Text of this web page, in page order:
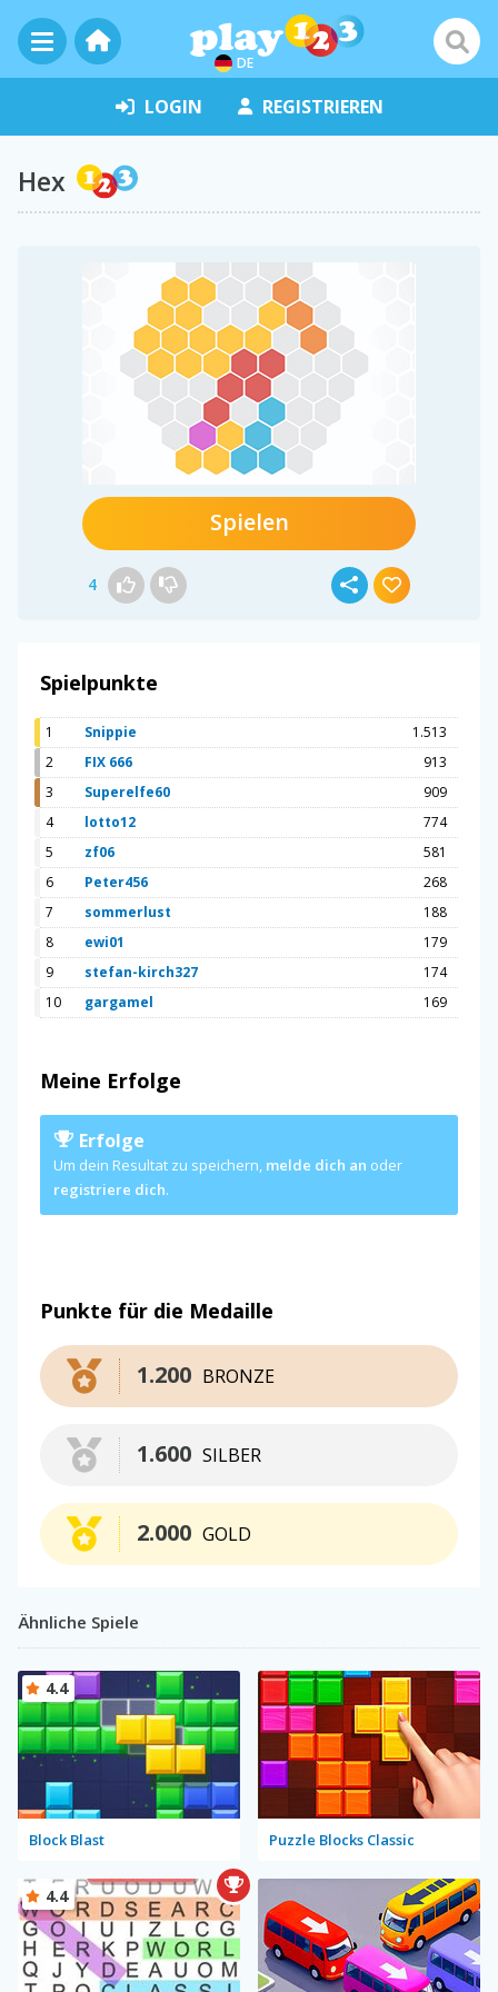
DE
LOGIN REGISTRIEREN
Hex
Spielen
4
Spielpunkte
1 Snippie
1.513
2
FIX 666
913
3
Superelfe60
909
4
lotto12
774
5
zf06
581
6
Peter456
268
7
sommerlust
188
8
ewi01
179
9
stefan-kirch327
174
10
gargamel 169
Meine Erfolge
Erfolge
Um dein Resultat zu speichern, melde dich an oder
registriere dich.
Punkte für die Medaille
BRONZE
1.200
SILBER
1.600
GOLD
2.000
Ähnliche Spiele
Block Blast
4.4
Puzzle Blocks Classic
4.4